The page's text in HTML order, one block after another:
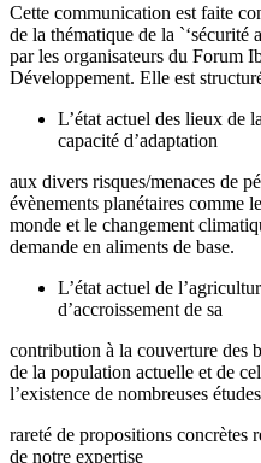
Cette communication est faite
de la thématique de la `‘sécurité
par les organisateurs du Forum
Développement. Elle est
L’état actuel des lieux de
capacité d’adaptation
aux divers risques/menaces de
évènements planétaires comme
monde et le changement
demande en aliments de base.
L’état actuel de
d’accroissement de sa
contribution à la couverture des
de la population actuelle et de
l’existence de nombreuses
rareté de propositions concrètes
de notre expertise